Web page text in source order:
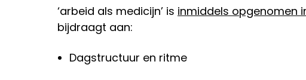
‘arbeid als medicijn’ is inmiddels opgenomen
bijdraagt aan:
Dagstructuur en ritme